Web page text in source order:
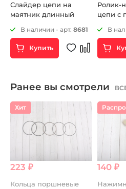
Слайдер цепи на
маятник длинный
В наличии - арт. 8681
Купить
Ролик-
цепи с
В
Ранее вы смотрели
Хит
223 ₽
Кольца поршневые
140 ₽